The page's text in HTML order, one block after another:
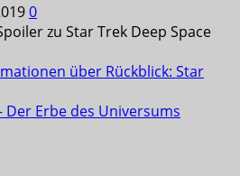
0
zu Star Trek Deep Space
über Rückblick: Star
Der Erbe des Universums